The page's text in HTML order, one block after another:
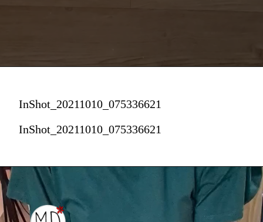
InShot_20211010_075336621
InShot_20211010_075336621